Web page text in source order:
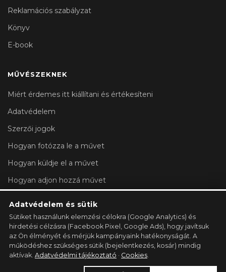
Reklamációs szabályzat
Könyv
E-book
MŰVÉSZEKNEK
Miért érdemes itt kiállítani és értékesíteni
Adatvédelem
Szerzői jogok
Hogyan fotózza le a művet
Hogyan küldje el a művet
Hogyan adjon hozzá művet
GALÉRIA REGISZTRÁLÁSA →
Adatvédelem és sütik
Sütiket használunk elemzési célokra (Google Analytics) és
hirdetési célzásra (Facebook Pixel, Google Ads), hogy javítsuk
az Ön élményét és mérjük kampányaink hatékonyságát. A
működéshez szükséges sütik (bejelentkezés, kosár) mindig
aktívak. Adatvédelmi tájékoztató · Cookies.